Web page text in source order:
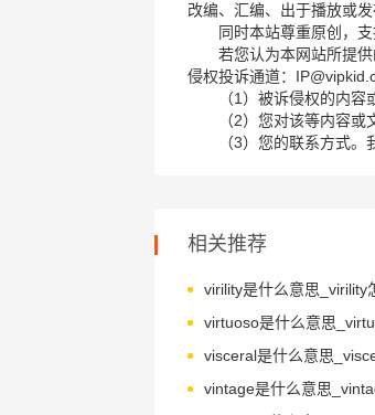
改编、汇编、出于播放或
同时本站尊重原创，
若您认为本网站所提
侵权投诉通道：
（1）被诉侵权的内容
（2）您对该等内容或
（3）您的联系方式
相关推荐
virility是什么意思_virility
visceral是什么意思
vintage是什么意思